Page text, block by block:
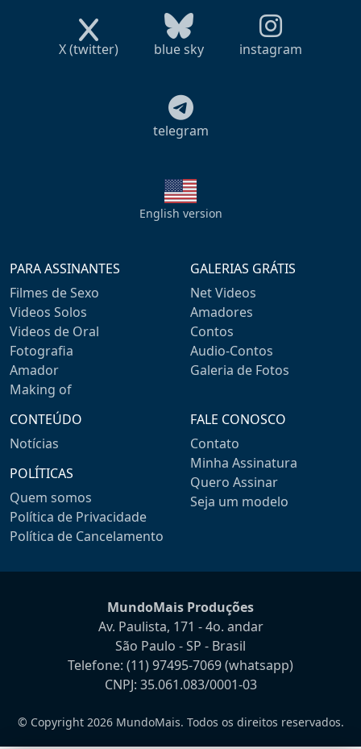
X (twitter) blue sky instagram
telegram
English version
PARA ASSINANTES
Filmes de Sexo
Videos Solos
Videos de Oral
Fotografia
Amador
Making of
GALERIAS GRÁTIS
Net Videos
Amadores
Contos
Audio-Contos
Galeria de Fotos
CONTEÚDO
Notícias
POLÍTICAS
Quem somos
Política de Privacidade
Política de Cancelamento
FALE CONOSCO
Contato
Minha Assinatura
Quero Assinar
Seja um modelo
MundoMais Produções
Av. Paulista, 171 - 4o. andar
São Paulo - SP - Brasil
Telefone: (11) 97495-7069(whatsapp)
CNPJ: 35.061.083/0001-03
© Copyright 2026 MundoMais. Todos os direitos reservados.